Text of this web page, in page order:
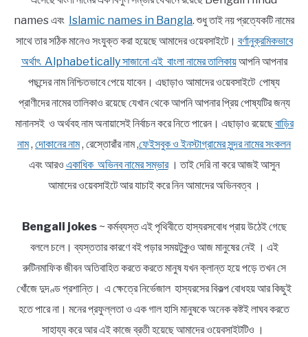
names এবং Islamic names in Bangla. শুধু তাই নয় প্রত্যেকটি নামের
সাথে তার সঠিক মানেও সংযুক্ত করা হয়েছে আমাদের ওয়েবসাইটে। বর্ণানুক্রমিকভাবে
অর্থাৎ Alphabetically সাজানো এই বাংলা নামের তালিকায়আপনি আপনার
পছন্দের নাম নিশ্চিতভাবে পেয়ে যাবেন। এছাড়াও আমাদের ওয়েবসাইটে পোষ্য
প্রাণীদের নামের তালিকাও রয়েছে যেখান থেকে আপনি আপনার প্রিয় পোষ্যটির জন্য
মানানসই ও অর্থবহ নাম অনায়াসেই নির্বাচন করে নিতে পারেন। এছাড়াও রয়েছেবাড়ির
নাম, দোকানের নাম, রেস্তোরাঁর নাম ,ফেইসবুক ও ইনস্টাগ্রামের সুন্দর নামের সংকলন
এবং আরও একাধিক অভিনব নামের সম্ভার। তাই দেরি না করে আজই আসুন
আমাদের ওয়েবসাইটে আর যাচাই করে নিন আমাদের অভিনবত্ব ।
Bengali jokes~ কর্মব্যস্ত এই পৃথিবীতে হাস্যরসবোধ প্রায় উঠেই গেছে
বললে চলে। ব্যস্ততার কারণে বই পড়ার সময়টুকুও আজ মানুষের নেই । এই
রুটিনমাফিক জীবন অতিবাহিত করতে করতে মানুষ যখন ক্লান্ত হয়ে পড়ে তখন সে
খোঁজে দুদণ্ড প্রশান্তি। এ ক্ষেত্রে নির্ভেজাল হাস্যরসের বিকল্প বোধহয় আর কিছুই
হতে পারে না। মনের প্রফুল্লতা ও এক গাল হাসি মানুষকে অনেক কষ্টই লাঘব করতে
সাহায্য করে আর এই কাজে ব্রতী হয়েছে আমাদের ওয়েবসাইটটিও ।